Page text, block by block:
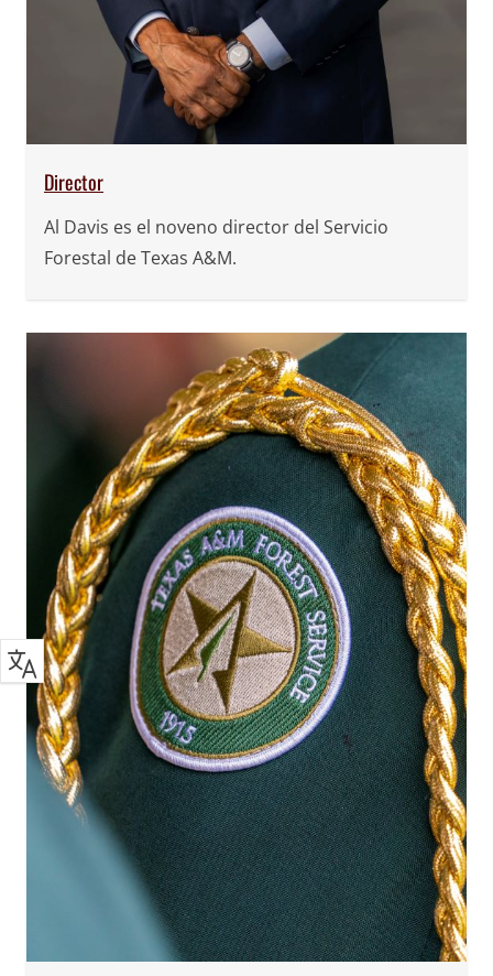
Director
Al Davis es el noveno director del Servicio
Forestal de Texas A&M.